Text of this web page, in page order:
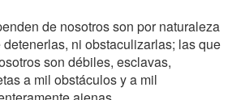
de nosotros son por naturaleza
ni obstaculizarlas; las que
son débiles, esclavas,
a mil obstáculos y a mil